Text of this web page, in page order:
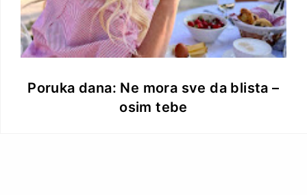
Poruka dana: Ne mora sve da blista –
osim tebe